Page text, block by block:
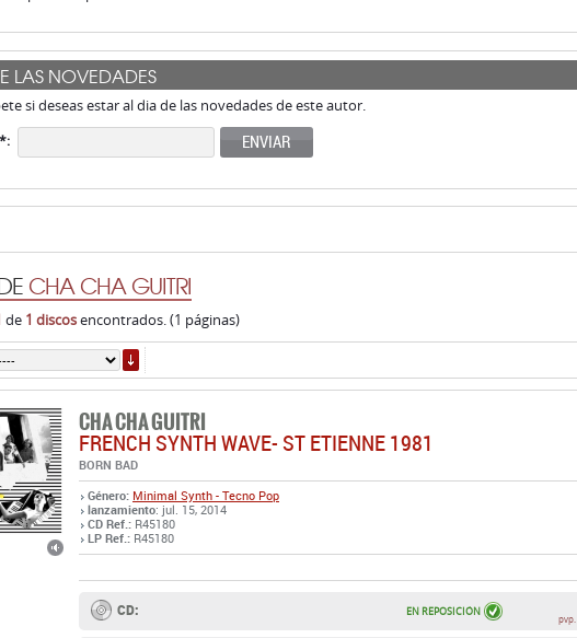
LAS NOVEDADES
si deseas estar al dia de las novedades de este autor.
ENVIAR
CHA CHA GUITRI
de 1 discosencontrados. (1 páginas)
ORDENAR
CHA CHA GUITRI
FRENCH SYNTH WAVE- ST ETIENNE 1981
BORN BAD
Género: Minimal Synth - Tecno Pop
lanzamiento: jul. 15, 2014
CD Ref.: R45180
LP Ref.: R45180
CD:
pvp.
EN REPOSICIÓN